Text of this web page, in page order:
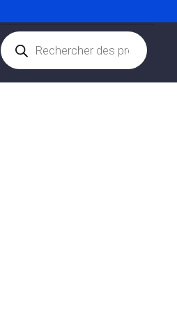
Recherche
de
produits
Articles 0